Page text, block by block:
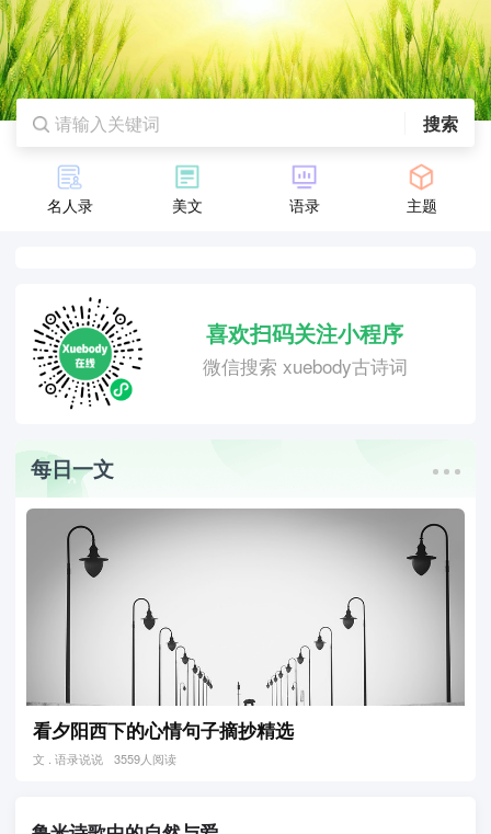
搜索
名人录 美文 语录 主题
喜欢扫码关注小程序
微信搜索 xuebody古诗词
每日一文
看夕阳西下的心情句子摘抄精选
文 . 语录说说 3559人阅读